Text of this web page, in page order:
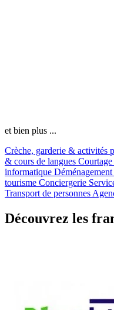
et bien plus ...
Crèche, garderie & activités
& cours de langues
informatique
tourisme Conciergerie
Transport de personnes
Découvrez les